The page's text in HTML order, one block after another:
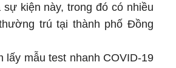
kiện này, trong đó có nhiều
trú tại thành phố Đồng
lấy mẫu test nhanh COVID-19